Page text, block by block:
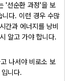
'선순환 과정'을 보
니다. 이런 경우 수많
간과 에너지를 낭비
알고 가야 합니다.
나서야 비로소 보
니다.